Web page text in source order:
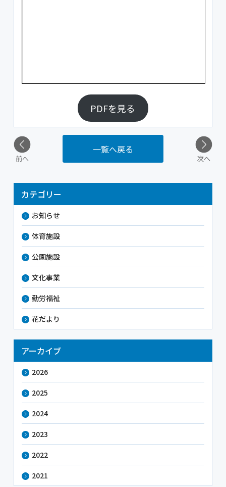
PDFを見る
前へ
一覧へ戻る
次へ
カテゴリー
お知らせ
体育施設
公園施設
文化事業
勤労福祉
花だより
アーカイブ
2026
2025
2024
2023
2022
2021